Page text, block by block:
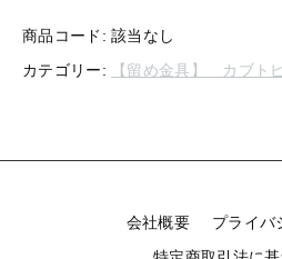
ブ
ピ
商品コード:該当なし
カテゴリー:
【留め金具】 カブト
会社概要
プライバ
【留め金具】 タイタック
【留め金具】 スライダー
【留め金具】 スカーフ留め
【留め金具】 スティックピ
【留め金具】 マス